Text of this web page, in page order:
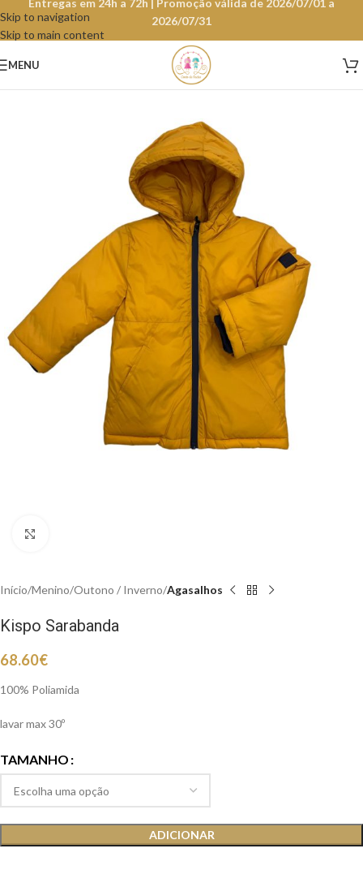
Skip to navigation
Skip to main content
Entregas em 24h a 72h | Promoção válida de 2026/07/01 a
2026/07/31
MENU
Início Menino Outono / Inverno Agasalhos
Kispo Sarabanda
68.60€
100% Poliamida
lavar max 30º
TAMANHO
ADICIONAR